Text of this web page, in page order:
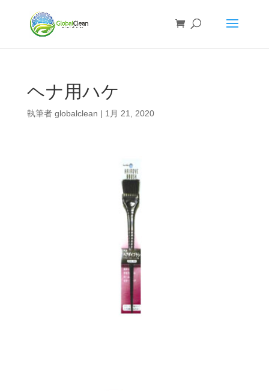
ヘナ用ハケ
執筆者 globalclean | 1月 21, 2020